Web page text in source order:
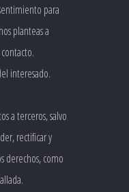
para
planteas a
interesado.
a terceros, salvo
rectificar y
derechos, como